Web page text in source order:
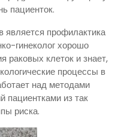
пациенток.
является профилактика
гинеколог хорошо
раковых клеток и знает,
процессы в
над методами
пациентками из так
риска.